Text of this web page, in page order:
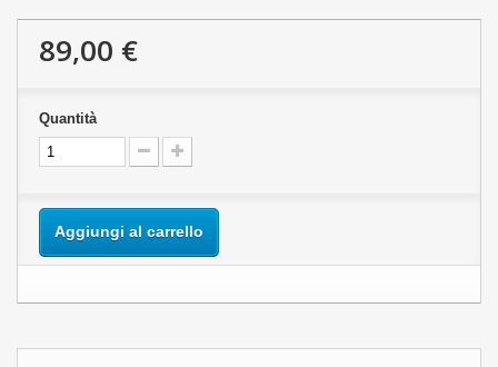
89,00 €
Quantità
Aggiungi al carrello